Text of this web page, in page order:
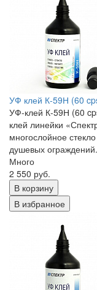
УФ клей К-59Н (60
УФ-клей К-59Н (60
клей линейки
многослойное
душевых
Много
2 550 руб.
В корзину
В избранное